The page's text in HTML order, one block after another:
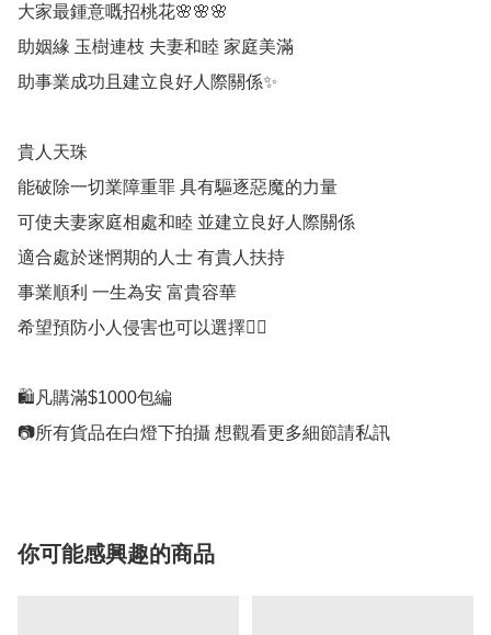
大家最鍾意嘅招桃花🌸🌸🌸
助姻緣 玉樹連枝 夫妻和睦 家庭美滿
助事業成功且建立良好人際關係✨
貴人天珠
能破除一切業障重罪 具有驅逐惡魔的力量
可使夫妻家庭相處和睦 並建立良好人際關係
適合處於迷惘期的人士 有貴人扶持
事業順利 一生為安 富貴容華
希望預防小人侵害也可以選擇👍🏻
🛍凡購滿$1000包編
📷所有貨品在白燈下拍攝 想觀看更多細節請私訊
你可能感興趣的商品